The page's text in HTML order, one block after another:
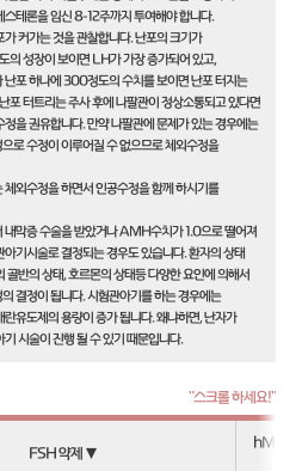
스테론을 임신 8-12주까지 투여해야 합니다.
가 커가는 것을 관찰합니다. 난포의 크기가
성장이 보이면 LH가 가장 증가되어 있고,
난포 하나에 300정도의 수치를 보이면 난포 터지는
포 터트리는 주사 후에 나팔관이 정상소통되고 있다면
정을 권유합니다. 만약 나팔관에 문제가 있는 경우에는
로 수정이 이루어질 수 없으므로 체외수정을
체외수정을 하면서 인공수정을 함께 하시기를
내막증 수술을 받았거나 AMH수치가 1.0으로 떨어져
아기시술로 결정되는 경우도 있습니다. 환자의 상태
골반의 상태, 호르몬의 상태등 다양한 요인에 의해서
결정이 됩니다. 시험관아기를 하는 경우에는
란유도제의 용량이 증가 됩니다. 왜냐하면, 난자가
시술이 진행 될 수 있기 때문입니다.
FSH 약제 ▼